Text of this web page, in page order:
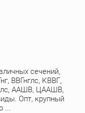
сечений,
ВВГнглс, КВВГ,
ААШВ, ЦААШВ,
Опт, крупный